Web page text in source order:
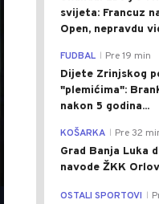
svijeta: Francuz
Open, nepravdu
FUDBAL Pre 19 min
Dijete Zrinjskog
"plemićima":
nakon 5 godina...
KOŠARKA Pre 32
Grad Banja Luka
navode ŽKK
OSTALI SPORTOVI